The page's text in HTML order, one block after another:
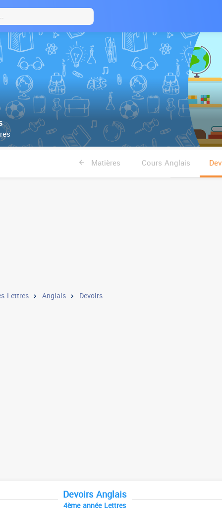
Matières Cours Anglais
Lettres Anglais Devoirs
Devoirs Anglais
4ème année Lettres